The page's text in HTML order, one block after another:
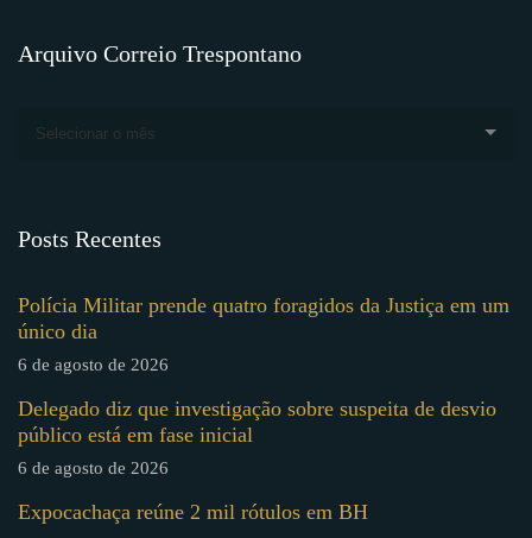
Arquivo Correio Trespontano
Selecionar o mês
Posts Recentes
Polícia Militar prende quatro foragidos da Justiça em um
único dia
6 de agosto de 2026
Delegado diz que investigação sobre suspeita de desvio
público está em fase inicial
6 de agosto de 2026
Expocachaça reúne 2 mil rótulos em BH